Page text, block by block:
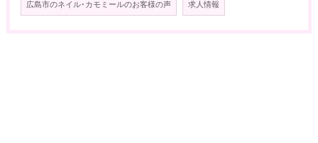
広島市のネイル･カモミールのお客様の声 求人情報